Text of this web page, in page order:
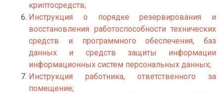
криптосредств;
Инструкция о порядке резервирования и
восстановления работоспособности технических
средств и программного обеспечения, баз
данных и средств защиты информации
информационных систем персональных данных;
Инструкция работника, ответственного за
помещение;